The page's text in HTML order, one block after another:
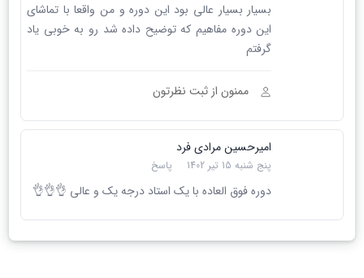
بسیار بسیار عالی بود این دوره و من واقعا با تماشای
این دوره مفاهیم که توضیح داده شد رو به خوبی یاد
گرفتم
ممنون از ثبت نظرتون
امیرحسین مرادی فرد
پنج شنبه 15 تیر 1402 پاسخ
دوره فوق العاده با یک استاد درجه یک و عالی 👌👌👌